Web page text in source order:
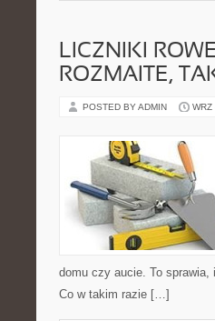
LICZNIKI
ROZMAITE,
POSTED BY ADMIN WRZ
domu czy aucie. To
Co w takim razie […]